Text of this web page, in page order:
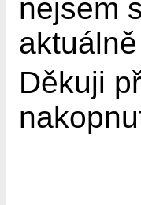
nejsem
Děkuji